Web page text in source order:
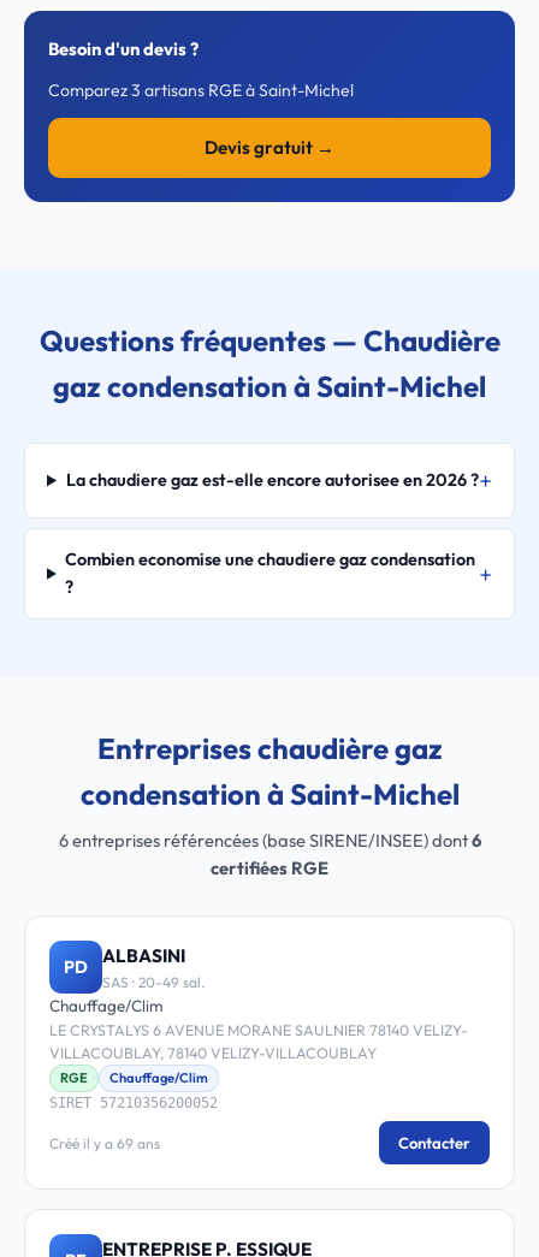
Besoin d'un devis ?
Comparez 3 artisans RGE à Saint-Michel
Devis gratuit →
Questions fréquentes — Chaudière
gaz condensation à Saint-Michel
La chaudiere gaz est-elle encore autorisee en 2026 ?
Combien economise une chaudiere gaz condensation
?
Entreprises chaudière gaz
condensation à Saint-Michel
6 entreprises référencées (base SIRENE/INSEE) dont6
certifiées RGE
PD ALBASINI
SAS · 20-49 sal.
Chauffage/Clim
LE CRYSTALYS 6 AVENUE MORANE SAULNIER 78140 VELIZY-
VILLACOUBLAY, 78140 VELIZY-VILLACOUBLAY
RGE
Chauffage/Clim
SIRET 57210356200052
Créé il y a 69 ans Contacter
ENTREPRISE P. ESSIQUE